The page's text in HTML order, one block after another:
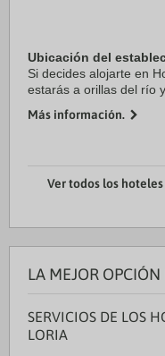
Ubicación del
Si decides alojarte en
estarás a orillas del río
Además, este hotel se ...
Más información.
Ver todos los
LA MEJOR
SERVICIOS DE LOS
LORIA